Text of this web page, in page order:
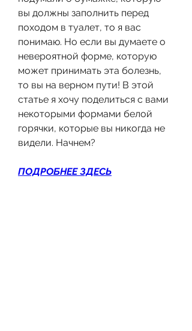
вы должны заполнить перед
походом в туалет, то я вас
понимаю. Но если вы думаете о
невероятной форме, которую
может принимать эта болезнь,
то вы на верном пути! В этой
статье я хочу поделиться с вами
некоторыми формами белой
горячки, которые вы никогда не
видели. Начнем?
ПОДРОБНЕЕ ЗДЕСЬ